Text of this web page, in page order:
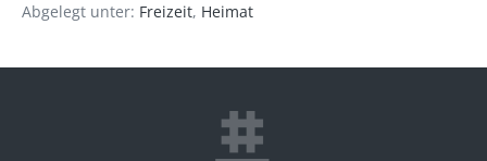
Abgelegt unter: Freizeit, Heimat